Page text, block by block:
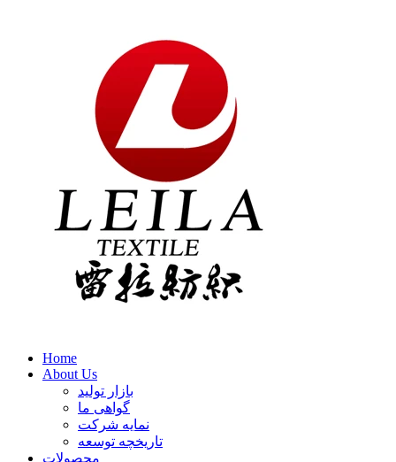
Home
About Us
بازار تولید
گواهی ما
نمایه شرکت
تاریخچه توسعه
محصولات